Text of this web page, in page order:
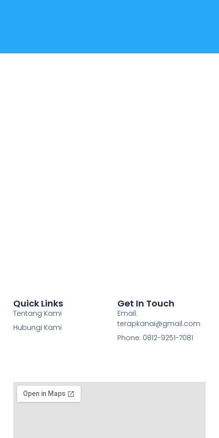
Quick Links
Tentang Kami
Hubungi Kami
Get In Touch
Email:
terapkanai@gmail.com
Phone: 0812-9251-7081